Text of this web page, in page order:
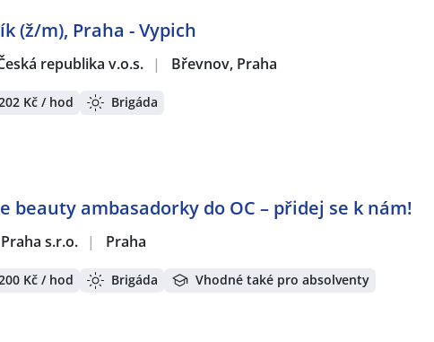
(ž/m), Praha - Vypich
republika v.o.s. | Břevnov, Praha
Kč / hod Brigáda
beauty ambasadorky do OC – přidej se k nám!
s.r.o. | Praha
Kč / hod Brigáda Vhodné také pro absolventy